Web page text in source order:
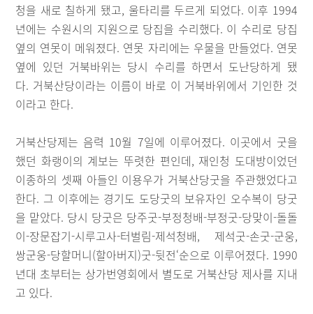
청을 새로 칠하게 됐고, 울타리를 두르게 되었다. 이후 1994
년에는 수원시의 지원으로 당집을 수리했다. 이 수리로 당집
옆의 연못이 메워졌다. 연못 자리에는 우물을 만들었다. 연못
옆에 있던 거북바위는 당시 수리를 하면서 도난당하게 됐
다. 거북산당이라는 이름이 바로 이 거북바위에서 기인한 것
이라고 한다.
거북산당제는 음력 10월 7일에 이루어졌다. 이곳에서 굿을
했던 화랭이의 계보는 뚜렷한 편인데, 재인청 도대방이었던
이종하의 셋째 아들인 이용우가 거북산당굿을 주관했었다고
한다. 그 이후에는 경기도 도당굿의 보유자인 오수복이 당굿
을 맡았다. 당시 당굿은 당주굿-부정청배-부정굿-당맞이-돌돌
이-장문잡기-시루고사-터벌림-제석청배, 제석굿-손굿-군웅,
쌍군웅-당할머니(할아버지)굿-뒷전‘순으로 이루어졌다. 1990
년대 초부터는 상가번영회에서 별도로 거북산당 제사를 지내
고 있다.